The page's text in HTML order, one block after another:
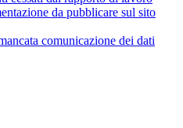
da pubblicare sul sito
comunicazione dei dati